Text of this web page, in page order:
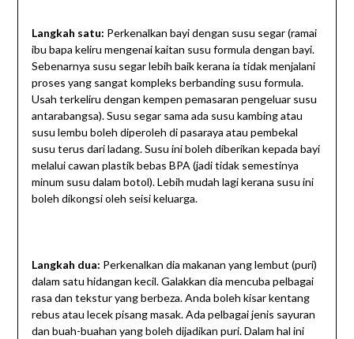
Langkah satu: Perkenalkan bayi dengan susu segar (ramai
ibu bapa keliru mengenai kaitan susu formula dengan bayi.
Sebenarnya susu segar lebih baik kerana ia tidak menjalani
proses yang sangat kompleks berbanding susu formula.
Usah terkeliru dengan kempen pemasaran pengeluar susu
antarabangsa). Susu segar sama ada susu kambing atau
susu lembu boleh diperoleh di pasaraya atau pembekal
susu terus dari ladang. Susu ini boleh diberikan kepada bayi
melalui cawan plastik bebas BPA (jadi tidak semestinya
minum susu dalam botol). Lebih mudah lagi kerana susu ini
boleh dikongsi oleh seisi keluarga.
Langkah dua: Perkenalkan dia makanan yang lembut (puri)
dalam satu hidangan kecil. Galakkan dia mencuba pelbagai
rasa dan tekstur yang berbeza. Anda boleh kisar kentang
rebus atau lecek pisang masak. Ada pelbagai jenis sayuran
dan buah-buahan yang boleh dijadikan puri. Dalam hal ini